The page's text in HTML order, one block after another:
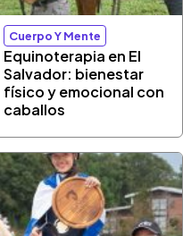
Cuerpo Y Mente
Equinoterapia en El
Salvador: bienestar
físico y emocional con
caballos